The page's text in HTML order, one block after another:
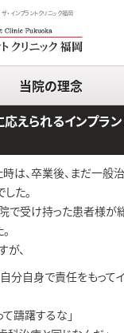
インプラントクリニック福岡
当院の理念
えられるインプラ
は、卒業後、まだ一般
た。
で受け持った患者様が
、
分自身で責任をもって
て躊躇するな」